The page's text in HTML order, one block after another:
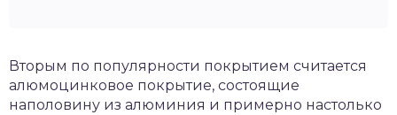
Вторым по популярности покрытием считается
алюмоцинковое покрытие, состоящие
наполовину из алюминия и примерно настолько